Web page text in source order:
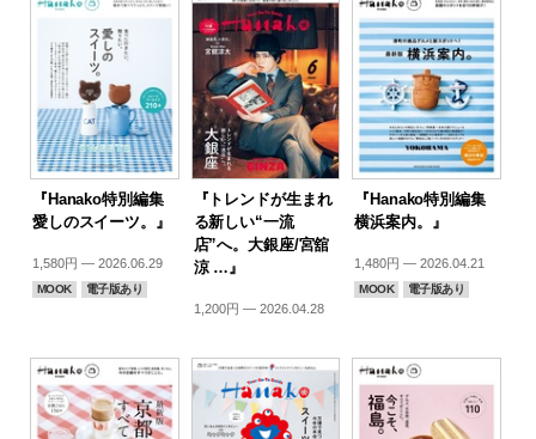
『Hanako特別編集
愛しのスイーツ。』
1,580円 — 2026.06.29
MOOK 電子版あり
『トレンドが生まれ
る新しい“一流
店”へ。大銀座/宮舘
涼 …』
1,200円 — 2026.04.28
『Hanako特別編集
横浜案内。』
1,480円 — 2026.04.21
MOOK 電子版あり